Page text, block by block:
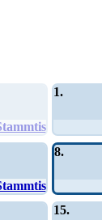
1.
8.
15.